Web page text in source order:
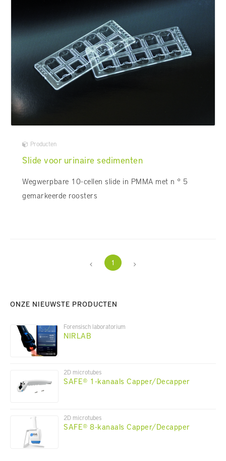
Producten
Slide voor urinaire sedimenten
Wegwerpbare 10-cellen slide in PMMA met n ° 5
gemarkeerde roosters
1
ONZE NIEUWSTE PRODUCTEN
Forensisch laboratorium
NIRLAB
2D microtubes
SAFE® 1-kanaals Capper/Decapper
2D microtubes
SAFE® 8-kanaals Capper/Decapper